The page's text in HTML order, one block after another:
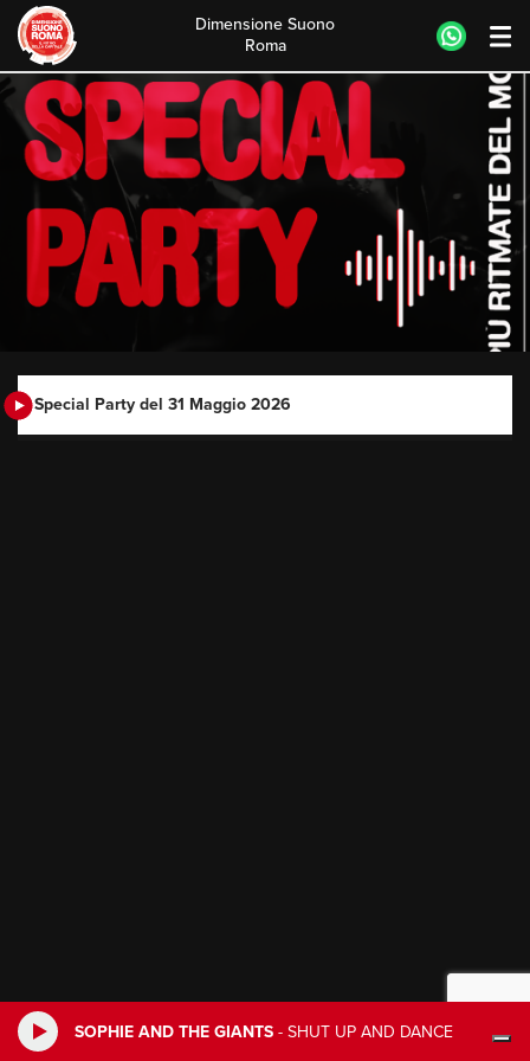
SOPHIE AND THE GIANTS - SHUT UP AND DANCE
Skip
content
Dimensione Suono
Roma
Special Party del 31 Maggio 2026